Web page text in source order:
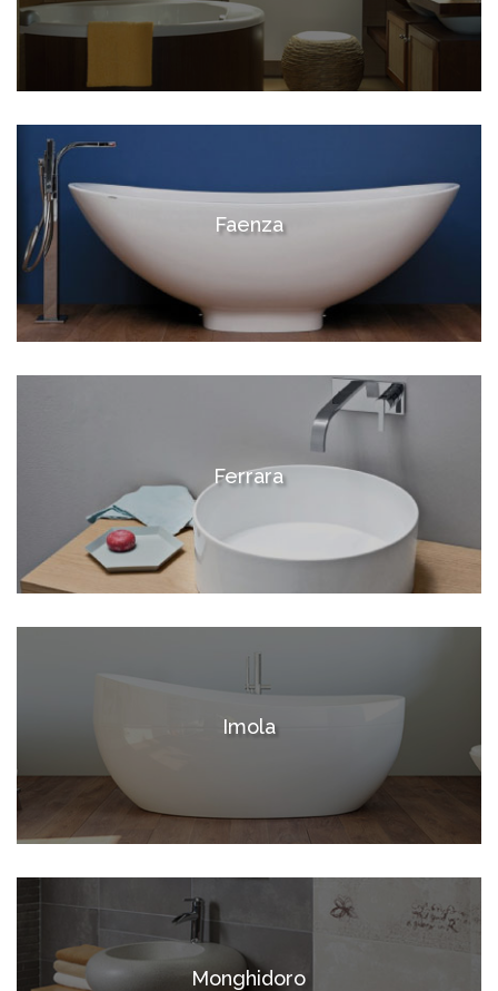
Faenza
Ferrara
Imola
Monghidoro